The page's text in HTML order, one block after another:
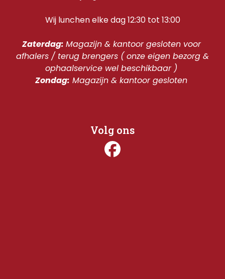
Wij lunchen elke dag 12:30 tot 13:00
Zaterdag: Magazijn & kantoor gesloten voor
afhalers / terug brengers ( onze eigen bezorg &
ophaalservice wel beschikbaar )
Zondag: Magazijn & kantoor gesloten
Volg ons